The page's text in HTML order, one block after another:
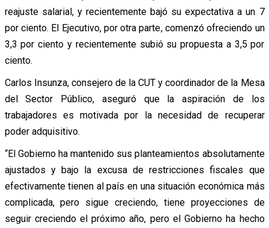
reajuste salarial, y recientemente bajó su expectativa a un 7
por ciento. El Ejecutivo, por otra parte, comenzó ofreciendo un
3,3 por ciento y recientemente subió su propuesta a 3,5 por
ciento.
Carlos Insunza, consejero de la CUT y coordinador de la Mesa
del Sector Público, aseguró que la aspiración de los
trabajadores es motivada por la necesidad de recuperar
poder adquisitivo.
“El Gobierno ha mantenido sus planteamientos absolutamente
ajustados y bajo la excusa de restricciones fiscales que
efectivamente tienen al país en una situación económica más
complicada, pero sigue creciendo, tiene proyecciones de
seguir creciendo el próximo año, pero el Gobierno ha hecho